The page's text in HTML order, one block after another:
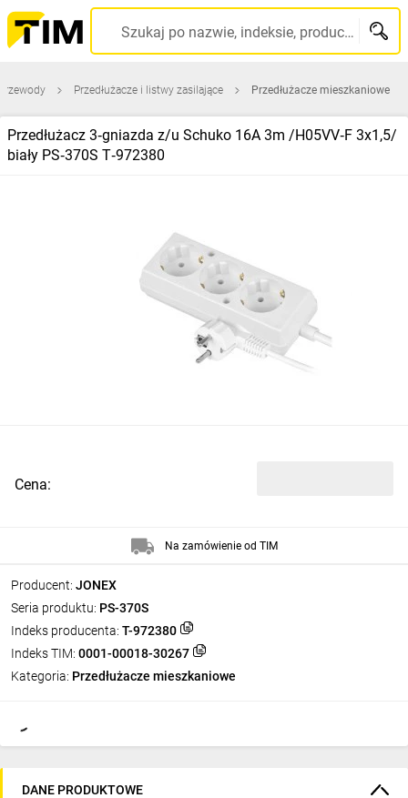
Szukaj po nazwie, indeksie, producencie, kodzie kreskowym...
Przedłużacze i listwy zasilające Przedłużacze mieszkaniowe
Przedłużacz 3‑gniazda z/u Schuko 16A 3m /H05VV‑F 3x1,5/
biały PS‑370S T‑972380
Producent: JONEX
Seria produktu: PS-370S
Indeks producenta: T-972380
Indeks TIM: 0001-00018-30267
Kategoria: Przedłużacze mieszkaniowe
Cena:
Na zamówienie od TIM
DANE PRODUKTOWE